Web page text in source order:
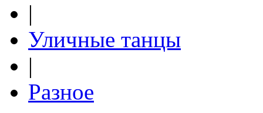
|
Уличные танцы
|
Разное